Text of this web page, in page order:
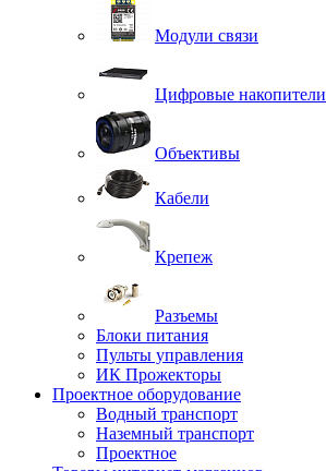
Модули связи
Цифровые накопители
Объективы
Кабели
Крепеж
Разъемы
Блоки питания
Пульты управления
ИК Прожекторы
Проектное оборудование
Водный транспорт
Наземный транспорт
Проектное